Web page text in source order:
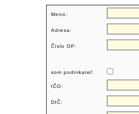
Meno:
Adresa:
Číslo OP:
som podnikateľ:
IČO:
DIČ: